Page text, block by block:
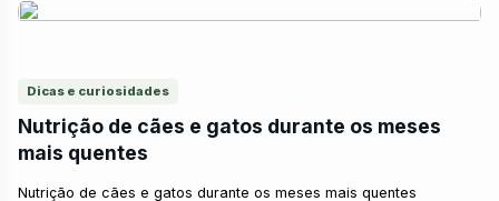
Dicas e curiosidades
Nutrição de cães e gatos durante os meses
mais quentes
Nutrição de cães e gatos durante os meses mais quentes